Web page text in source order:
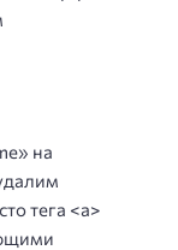
на
тега <a>